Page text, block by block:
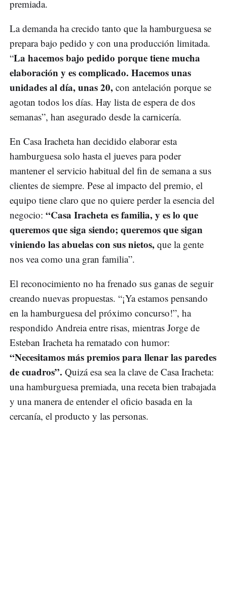
premiada.
La demanda ha crecido tanto que la hamburguesa se
prepara bajo pedido y con una producción limitada.
“La hacemos bajo pedido porque tiene mucha
elaboración y es complicado. Hacemos unas
unidades al día, unas 20, con antelación porque se
agotan todos los días. Hay lista de espera de dos
semanas”, han asegurado desde la carnicería.
En Casa Iracheta han decidido elaborar esta
hamburguesa solo hasta el jueves para poder
mantener el servicio habitual del fin de semana a sus
clientes de siempre. Pese al impacto del premio, el
equipo tiene claro que no quiere perder la esencia del
negocio: “Casa Iracheta es familia, y es lo que
queremos que siga siendo; queremos que sigan
viniendo las abuelas con sus nietos, que la gente
nos vea como una gran familia”.
El reconocimiento no ha frenado sus ganas de seguir
creando nuevas propuestas. “¡Ya estamos pensando
en la hamburguesa del próximo concurso!”, ha
respondido Andreia entre risas, mientras Jorge de
Esteban Iracheta ha rematado con humor:
“Necesitamos más premios para llenar las paredes
de cuadros”. Quizá esa sea la clave de Casa Iracheta:
una hamburguesa premiada, una receta bien trabajada
y una manera de entender el oficio basada en la
cercanía, el producto y las personas.